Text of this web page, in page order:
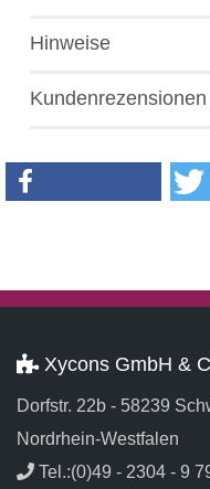
Hinweise
Kundenrezensionen
Xycons GmbH &
Dorfstr. 22b - 58239
Nordrhein-Westfalen
Tel.:(0)49 - 2304 - 9